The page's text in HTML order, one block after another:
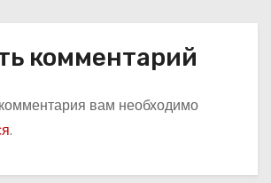
комментарий
вам необходимо
.